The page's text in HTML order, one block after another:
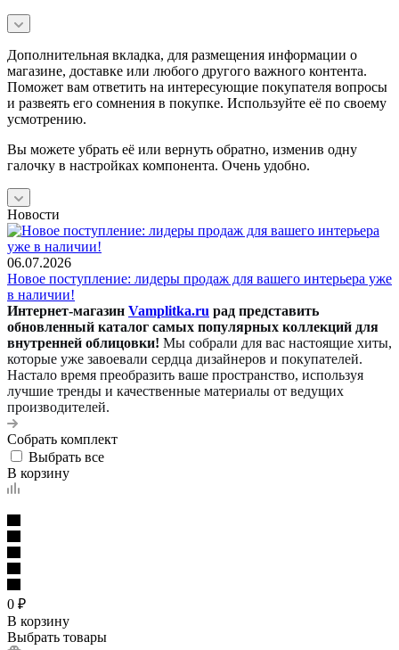
Дополнительная вкладка, для размещения информации о
магазине, доставке или любого другого важного контента.
Поможет вам ответить на интересующие покупателя вопросы
и развеять его сомнения в покупке. Используйте её по своему
усмотрению.
Вы можете убрать её или вернуть обратно, изменив одну
галочку в настройках компонента. Очень удобно.
Новости
06.07.2026
Новое поступление: лидеры продаж для вашего интерьера уже
в наличии!
Интернет-магазин Vamplitka.ru рад представить
обновленный каталог самых популярных коллекций для
внутренней облицовки! Мы собрали для вас настоящие хиты,
которые уже завоевали сердца дизайнеров и покупателей.
Настало время преобразить ваше пространство, используя
лучшие тренды и качественные материалы от ведущих
производителей.
Собрать комплект
Выбрать все
В корзину
0 ₽
В корзину
Выбрать товары